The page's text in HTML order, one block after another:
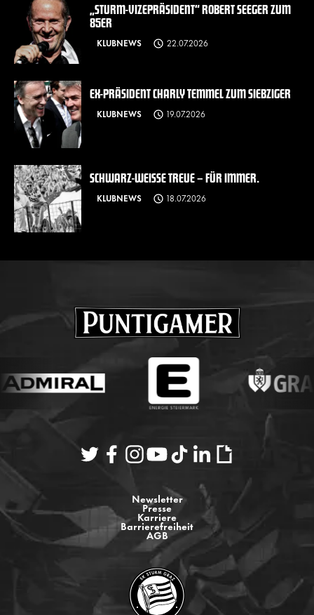
„STURM-VIZEPRÄSIDENT“ ROBERT SEEGER ZUM
85ER
KLUBNEWS 22.07.2026
EX-PRÄSIDENT CHARLY TEMMEL ZUM SIEBZIGER
KLUBNEWS 19.07.2026
SCHWARZ-WEISSE TREUE – FÜR IMMER.
KLUBNEWS 18.07.2026
Newsletter
Presse
Karriere
Barrierefreiheit
AGB